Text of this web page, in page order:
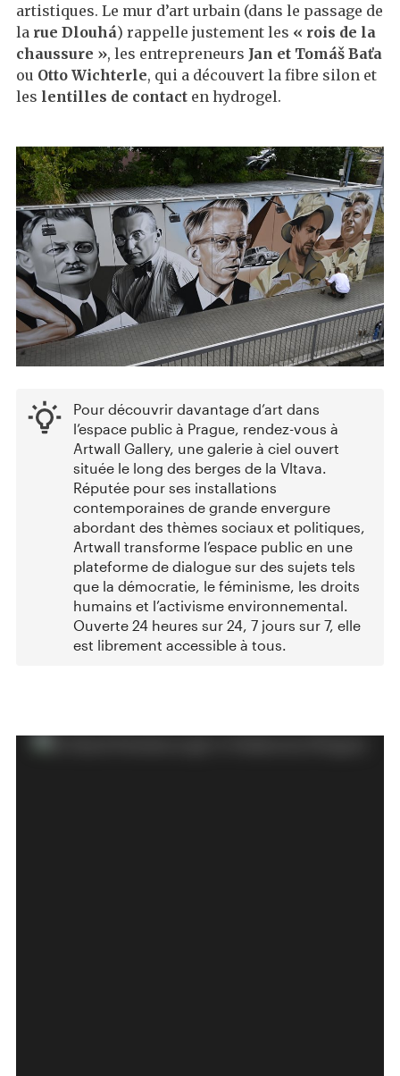
artistiques. Le mur d’art urbain (dans le passage de
la rue Dlouhá) rappelle justement les « rois de la
chaussure », les entrepreneurs Jan et Tomáš Baťa
ou Otto Wichterle, qui a découvert la fibre silon et
les lentilles de contact en hydrogel.
Pour découvrir davantage d’art dans
l’espace public à Prague, rendez-vous à
Artwall Gallery, une galerie à ciel ouvert
située le long des berges de la Vltava.
Réputée pour ses installations
contemporaines de grande envergure
abordant des thèmes sociaux et politiques,
Artwall transforme l’espace public en une
plateforme de dialogue sur des sujets tels
que la démocratie, le féminisme, les droits
humains et l’activisme environnemental.
Ouverte 24 heures sur 24, 7 jours sur 7, elle
est librement accessible à tous.